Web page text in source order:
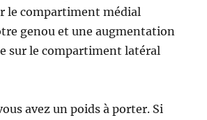
le compartiment médial
genou et une augmentation
sur le compartiment latéral
avez un poids à porter. Si